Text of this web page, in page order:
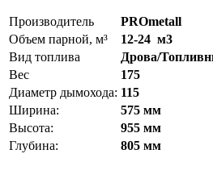
Производитель
PROmetall
Объем парной, м³
12-24 м3
Вид топлива
Дрова/
Вес
175
Диаметр дымохода: 115
Ширина:
575 мм
Высота:
955 мм
Глубина:
805 мм